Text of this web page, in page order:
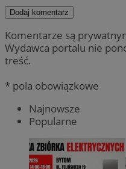
Dodaj komentarz
Komentarze są
Wydawca portalu nie
treść.
* pola obowiązkowe
Najnowsze
Popularne